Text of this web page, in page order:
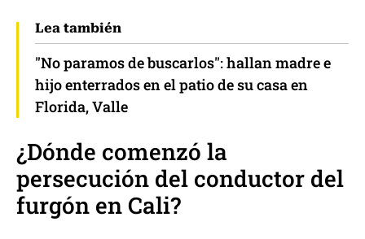
Lea también
"No paramos de buscarlos": hallan madre e
hijo enterrados en el patio de su casa en
Florida, Valle
¿Dónde comenzó la
persecución del conductor del
furgón en Cali?